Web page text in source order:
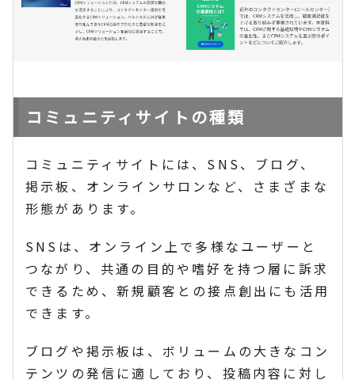
コミュニティサイトの種類
コミュニティサイトには、SNS、ブログ、
掲示板、オンラインサロンなど、さまざまな
形態があります。
SNSは、オンライン上で多様なユーザーと
つながり、共通の目的や嗜好を持つ層に訴求
できるため、新規顧客との接点創出にも活用
できます。
ブログや掲示板は、ボリュームの大きなコン
テンツの発信に適しており、投稿内容に対し